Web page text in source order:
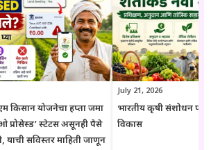
केली जाते. कोणत्याही सरकारी योजनेसाठी अर्ज करण्यापूर्वी
अधिकृत संकेतस्थळावरील माहिती, नियम आणि अटींची
सल्ला दिला जातो.
किसान योजनेचा हप्ता जमा
प्रोसेस्ड’ स्टेटस असूनही पैसे
याची सविस्तर माहिती जाणून
July 21, 2026
भारतीय कृषी संशोधन
विकास